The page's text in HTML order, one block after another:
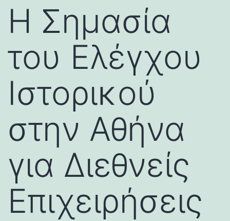
Η Σημασία
του Ελέγχου
Ιστορικού
στην Αθήνα
για Διεθνείς
Επιχειρήσεις